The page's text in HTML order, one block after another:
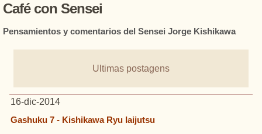
Café con Sensei
Pensamientos y comentarios del Sensei Jorge Kishikawa
Ultimas postagens
16-dic-2014
Gashuku 7 - Kishikawa Ryu Iaijutsu